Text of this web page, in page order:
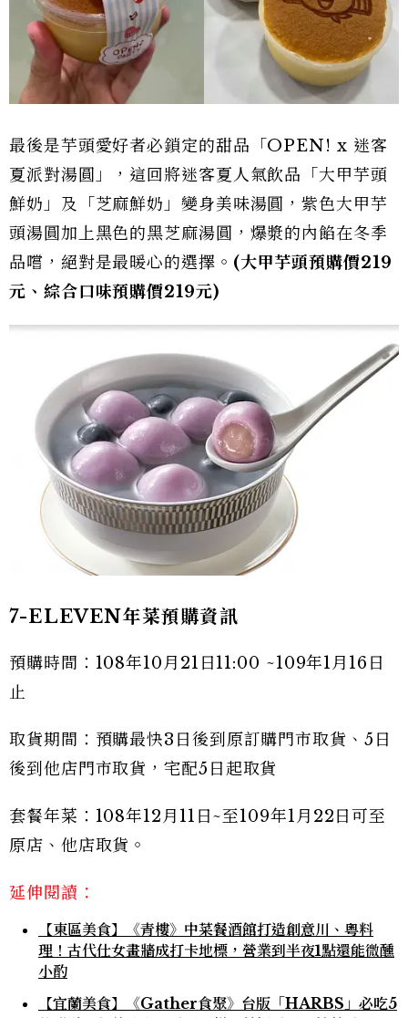
最後是芋頭愛好者必鎖定的甜品「OPEN! x 迷客
夏派對湯圓」，這回將迷客夏人氣飲品「大甲芋頭
鮮奶」及「芝麻鮮奶」變身美味湯圓，紫色大甲芋
頭湯圓加上黑色的黑芝麻湯圓，爆漿的內餡在冬季
品嚐，絕對是最暖心的選擇。 (大甲芋頭預購價219
元、綜合口味預購價219元)
7-ELEVEN年菜預購資訊
預購時間：108年10月21日11:00 ~109年1月16日
止
取貨期間：預購最快3日後到原訂購門市取貨、5日
後到他店門市取貨，宅配5日起取貨
套餐年菜：108年12月11日~至109年1月22日可至
原店、他店取貨。
延伸閱讀：
【東區美食】《青樓》中菜餐酒館打造創意川、粵料
理！古代仕女畫牆成打卡地標，營業到半夜1點還能微醺
小酌
【宜蘭美食】《Gather食聚》台版「HARBS」必吃5